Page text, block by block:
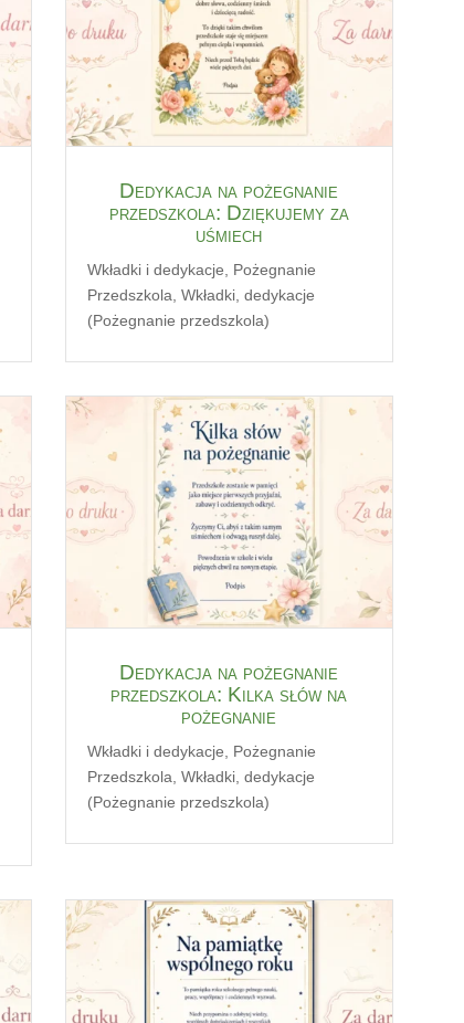
Dedykacja na pożegnanie
przedszkola: Dziękujemy za
uśmiech
Wkładki i dedykacje
Pożegnanie
Przedszkola Wkładki, dedykacje
(Pożegnanie przedszkola)
Dedykacja na pożegnanie
przedszkola: Kilka słów na
pożegnanie
Wkładki i dedykacje, Pożegnanie
Przedszkola, Wkładki, dedykacje
(Pożegnanie przedszkola)